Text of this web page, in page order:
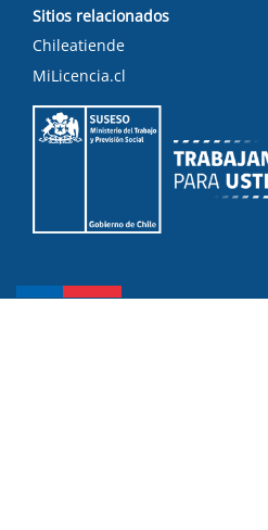
Sitios relacionados
Chileatiende
MiLicencia.cl